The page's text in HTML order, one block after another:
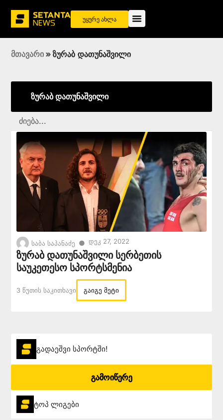
უყურე ახლა
მთავარი » ზურაბ დათუნაშვილი
ზურაბ დათუნაშვილი
საბა საპანაძე ● Დეკ 27, 2022
ზურაბ დათუნაშვილი სერბეთის
საუკეთესო სპორტსმენია
3 Წუთის Საკითხავი გაიგე მეტი
გადაეშვი სპორტში!
გამოიწერე
ტოპ ლიგები